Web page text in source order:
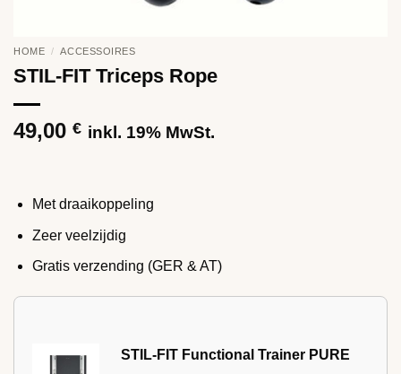
HOME / ACCESSOIRES
STIL-FIT Triceps Rope
49,00 € inkl. 19% MwSt.
Met draaikoppeling
Zeer veelzijdig
Gratis verzending (GER & AT)
STIL-FIT Functional Trainer PURE